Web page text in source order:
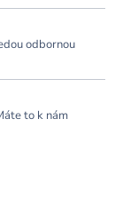
odbornou
to k nám